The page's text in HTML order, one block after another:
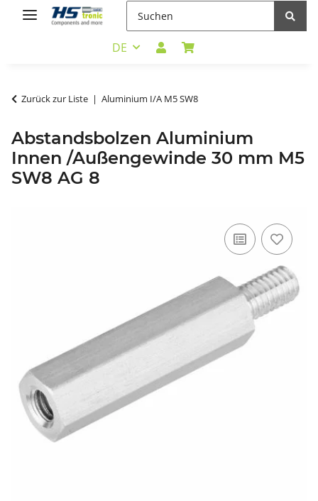
DE
Zurück zur Liste Aluminium I/A M5 SW8
Abstandsbolzen Aluminium
Innen /Außengewinde 30 mm M5
SW8 AG 8